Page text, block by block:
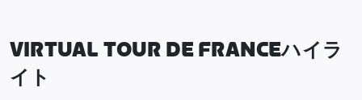
VIRTUAL TOUR DE FRANCEハイラ
イト